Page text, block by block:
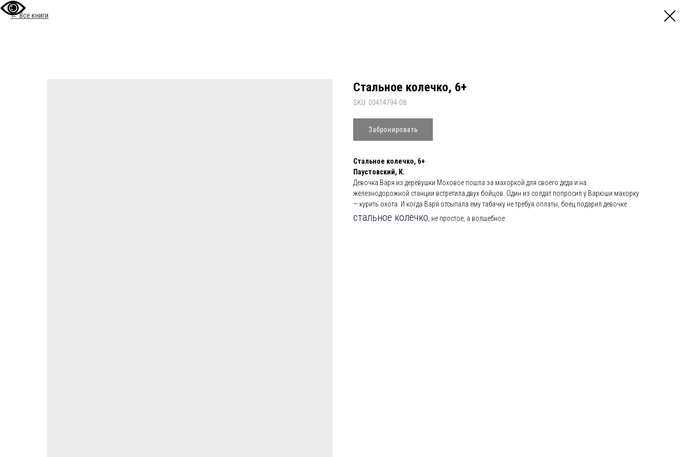
Все книги
Стальное колечко, 6+
SKU: 00414794-08
Забронировать
Стальное колечко, 6+
Паустовский, К.
Девочка Варя из деревушки Моховое пошла за махоркой для своего деда и на
железнодорожной станции встретила двух бойцов. Один из солдат попросил у Варюши махорку
— курить охота. И когда Варя отсыпала ему табачку не требуя оплаты, боец подарил девочке
стальное колечко, не простое, а волшебное.